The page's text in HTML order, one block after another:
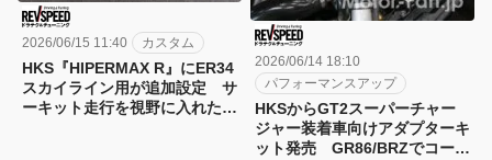
2026/06/15 11:40 カスタム
HKS『HIPERMAX R』にER34
スカイライン用が追加設定 サ
ーキット走行を視野に入れたハ
2026/06/14 18:10
パフォーマンスアップ
HKSからGT2スーパーチャー
ジャー装着車向けアダプターキ
ット発売 GR86/BRZでコール